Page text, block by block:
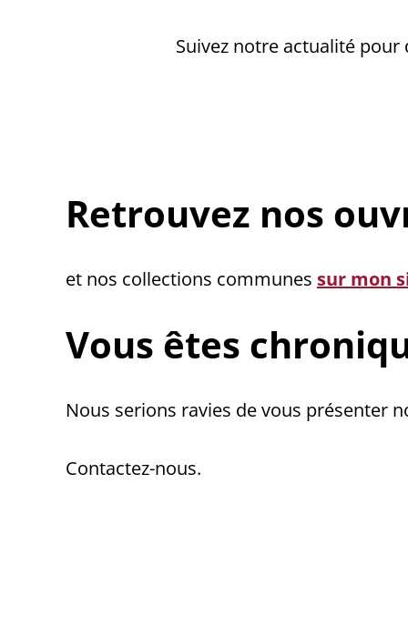
Suivez notre actualité
Retrouvez nos
et nos collections communes sur mon
Vous êtes
Nous serions ravies de vous présenter
Contactez-nous.